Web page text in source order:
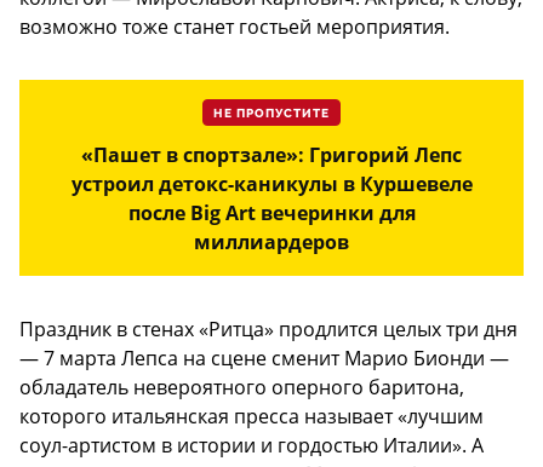
возможно тоже станет гостьей мероприятия.
НЕ ПРОПУСТИТЕ
«Пашет в спортзале»: Григорий Лепс
устроил детокс-каникулы в Куршевеле
после Big Art вечеринки для
миллиардеров
Праздник в стенах «Ритца» продлится целых три дня
— 7 марта Лепса на сцене сменит Марио Бионди —
обладатель невероятного оперного баритона,
которого итальянская пресса называет «лучшим
соул-артистом в истории и гордостью Италии». А